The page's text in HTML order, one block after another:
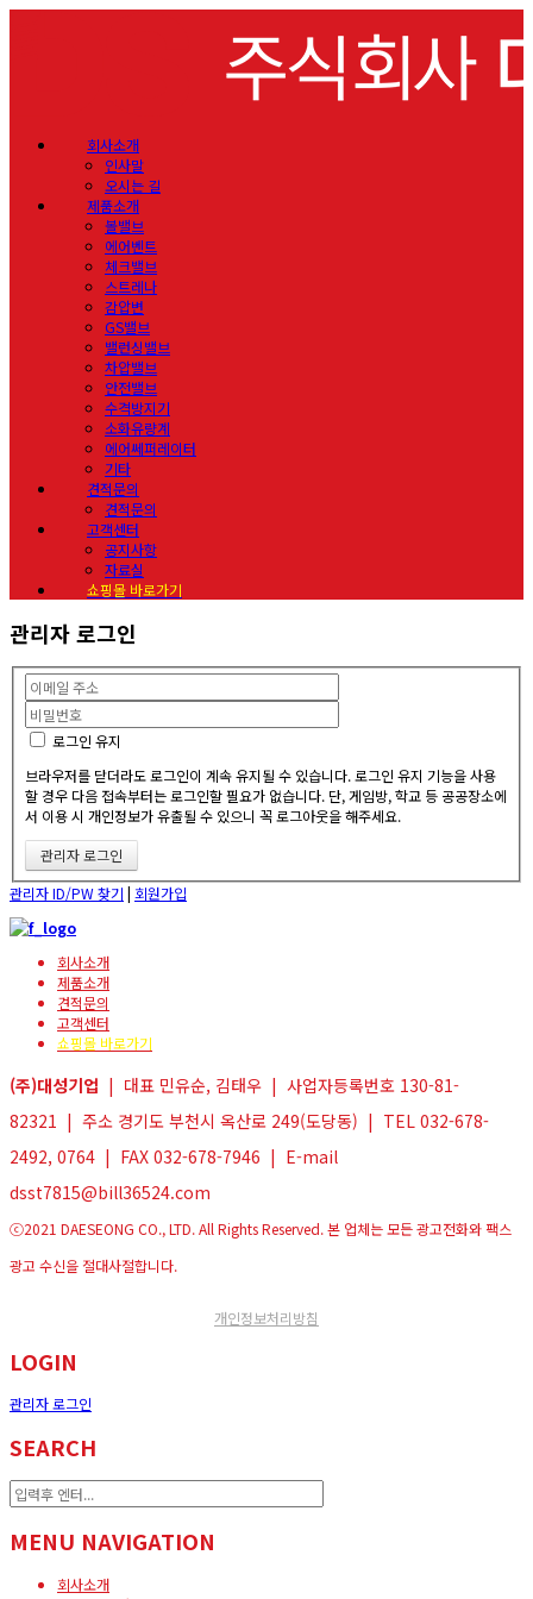
회사소개
인사말
오시는 길
제품소개
볼밸브
에어벤트
체크밸브
스트레나
감압변
GS밸브
밸런싱밸브
차압밸브
안전밸브
수격방지기
소화유량계
에어쎄퍼레이터
기타
견적문의
견적문의
고객센터
공지사항
자료실
쇼핑몰 바로가기
관리자 로그인
로그인 유지
브라우저를 닫더라도 로그인이 계속 유지될 수 있습니다. 로그인 유지 기능을 사용
할 경우 다음 접속부터는 로그인할 필요가 없습니다. 단, 게임방, 학교 등 공공장소에
서 이용 시 개인정보가 유출될 수 있으니 꼭 로그아웃을 해주세요.
관리자 ID/PW 찾기 | 회원가입
회사소개
제품소개
견적문의
고객센터
쇼핑몰 바로가기
(주)대성기업 | 대표 민유순, 김태우 | 사업자등록번호 130-81-
82321 | 주소 경기도 부천시 옥산로 249(도당동) | TEL 032-678-
2492, 0764 | FAX 032-678-7946 | E-mail
dsst7815@bill36524.com
ⓒ2021 DAESEONG CO., LTD. All Rights Reserved. 본 업체는 모든 광고전화와 팩스
광고 수신을 절대사절합니다.
개인정보처리방침
LOGIN
관리자 로그인
SEARCH
MENU NAVIGATION
회사소개